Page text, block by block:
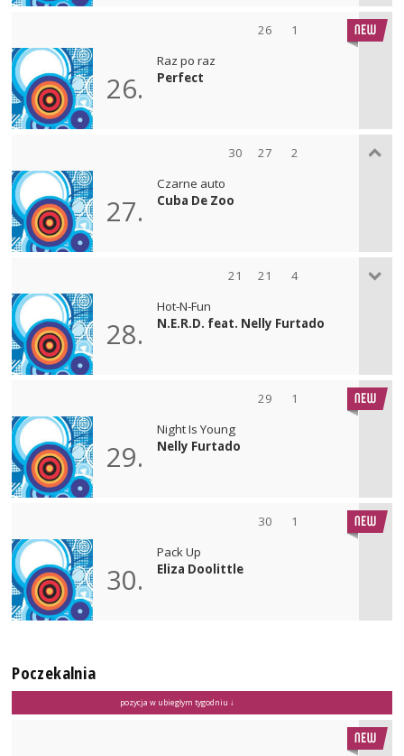
26 1
26.
Raz po raz
Perfect
30 27 2
27.
Czarne auto
Cuba De Zoo
21 21 4
28.
Hot-N-Fun
N.E.R.D. feat. Nelly Furtado
29 1
29.
Night Is Young
Nelly Furtado
30 1
30.
Pack Up
Eliza Doolittle
Poczekalnia
pozycja w ubiegłym tygodniu ↓